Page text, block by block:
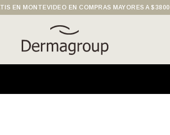
EN MONTEVIDEO EN COMPRAS MAYORES A $3800